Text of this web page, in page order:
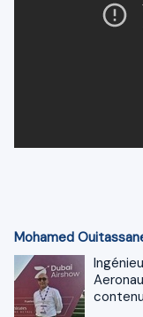
Mohamed